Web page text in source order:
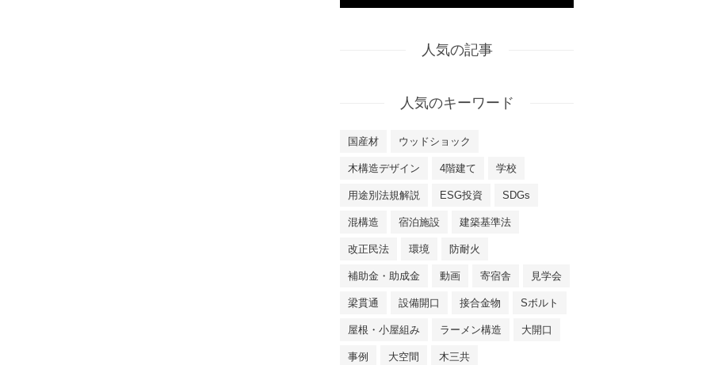
人気の記事
人気のキーワード
国産材 ウッドショック
木構造デザイン 4階建て 学校
用途別法規解説 ESG投資 SDGs
混構造 宿泊施設 建築基準法
改正民法 環境 防耐火
補助金・助成金 動画 寄宿舎 見学会
梁貫通 設備開口 接合金物 Sボルト
屋根・小屋組み ラーメン構造 大開口
事例 大空間 木三共